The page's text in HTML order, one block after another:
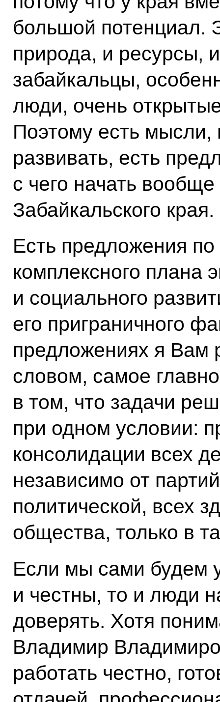
большой потенциал.
природа, и ресурсы,
забайкальцы,
люди, очень
Поэтому есть мысли,
развивать, есть
с чего начать
Забайкальского края.
Есть предложения
комплексного плана
и социального
его приграничного
предложениях я Вам
словом, самое
в том, что задачи
при одном условии:
консолидации всех
независимо от
политической, всех
общества, только в
Если мы сами будем
и честны, то и люди
доверять. Хотя
Владимир
работать честно,